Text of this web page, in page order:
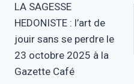
de
l’article
LA SAGESSE
HEDONISTE : l’art de
jouir sans se perdre le
23 octobre 2025 à la
Gazette Café